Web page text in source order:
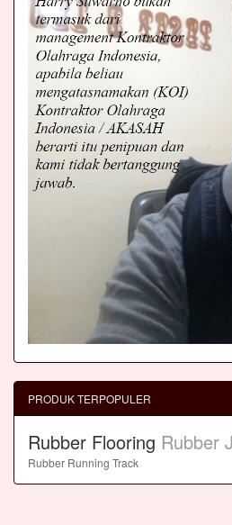
PRODUK TERPOPULER
Rubber Flooring Rubber
Rubber Running Track